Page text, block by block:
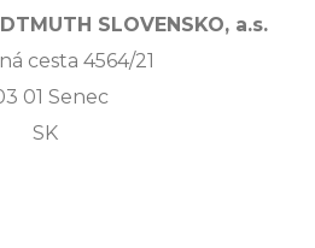
SLOVENSKO, a.s.
cesta 4564/21
01 Senec
SK